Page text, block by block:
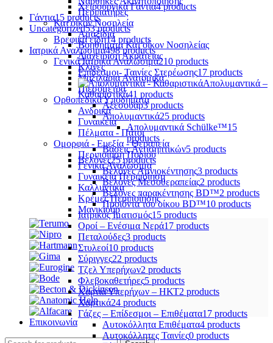
Περιπατήρες
Κατ'οίκον Νοσηλεία
Αμαξίδια
Βοηθήματα Κατ'οίκον Νοσηλείας
Διαχείριση Ακράτειας
Κλίνες
Μαξιλάρια Ανατομικά
Πιεσόμετρα
Ορθοπεδικά Υποδήματα
Ανδρικά
Γυναικεία
Πέλματα - Πάτοι
Ομορφιά - Ευεξία - Θεραπεία
Περιποίηση Ποδιού
Γενικά Αναλώσιμα
Γυναικεία Περιποίηση
Καλλυντικά
Κρέμες Περιποίησης
Μανικιούρ
Επικοινωνία
Χειρουργικά Γάντια4 products
Γάντια15 products
Uncategorized53 products
Βρεφικά είδη14 products
Ιατρικά Αναλώσιμα498 products
Γενικά Ιατρικά Αναλώσιμα210 products
Επίδεσμοι- Ταινίες Στερέωσης17 products
Απολυμαντικά –
Καθαριστικά41 products
Αξεσουάρ3 products
Απολυμαντικά25 products
Απολυμαντικά Schülke™15
products
Βάσεις Αντισηπτικών5 products
Βελόνες25 products
Βελόνες Αμνιοκέντησης3 products
Βελόνες Μεσοθεραπείας2 products
Βελόνες παρακέντησης BD™2 products
Προϊόντα του οίκου BD™10 products
Ιατρικός Ιματισμός15 products
Οροί – Ενέσιμα Νερά17 products
Πεταλούδες3 products
Στυλεοί10 products
Σύριγγες22 products
Τζελ Υπερήχων2 products
Φλεβοκαθετήρες5 products
Χαρτιά Υπερήχων – ΗΚΤ2 products
Χαρτικά24 products
Γάζες – Επίδεσμοι – Επιθέματα17 products
Αυτοκόλλητα Επιθέματα4 products
Αυτοκόλλητες Ταινίες0 products